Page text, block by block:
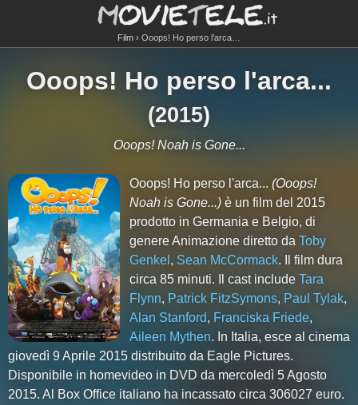
Film Ooops! Ho perso l’arca…
Ooops! Ho perso l'arca...
(2015)
Ooops! Noah is Gone...
Ooops! Ho perso l'arca...(Ooops!
Noah is Gone...) è un film del 2015
prodotto in Germania e Belgio, di
genere Animazione diretto daToby
Genkel , Sean McCormack. Il film dura
circa85 minuti. Il cast includeTara
Flynn, Patrick FitzSymons, Paul Tylak,
Alan Stanford, Franciska Friede,
Aileen Mythen. In Italia, esce al cinema
giovedì 9 Aprile 2015 distribuito da Eagle Pictures.
Disponibile in homevideo in DVD da mercoledì 5 Agosto
2015. Al Box Office italiano ha incassato circa 306027 euro.